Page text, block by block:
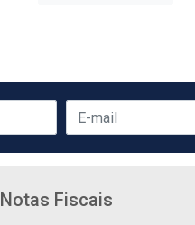
Notas Fiscais